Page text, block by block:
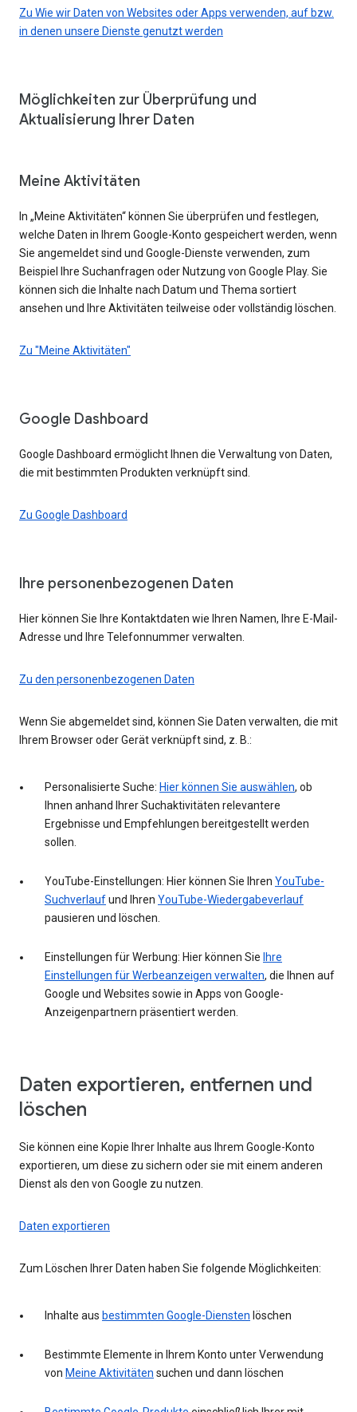
Zu Wie wir Daten von Websites oder Apps verwenden, auf bzw.
in denen unsere Dienste genutzt werden
Möglichkeiten zur Überprüfung und
Aktualisierung Ihrer Daten
Meine Aktivitäten
In „Meine Aktivitäten“ können Sie überprüfen und festlegen,
welche Daten in Ihrem Google-Konto gespeichert werden, wenn
Sie angemeldet sind und Google-Dienste verwenden, zum
Beispiel Ihre Suchanfragen oder Nutzung von Google Play. Sie
können sich die Inhalte nach Datum und Thema sortiert
ansehen und Ihre Aktivitäten teilweise oder vollständig löschen.
Zu "Meine Aktivitäten"
Google Dashboard
Google Dashboard ermöglicht Ihnen die Verwaltung von Daten,
die mit bestimmten Produkten verknüpft sind.
Zu Google Dashboard
Ihre personenbezogenen Daten
Hier können Sie Ihre Kontaktdaten wie Ihren Namen, Ihre E-Mail-
Adresse und Ihre Telefonnummer verwalten.
Zu den personenbezogenen Daten
Wenn Sie abgemeldet sind, können Sie Daten verwalten, die mit
Ihrem Browser oder Gerät verknüpft sind, z. B.:
Personalisierte Suche: Hier können Sie auswählen, ob
Ihnen anhand Ihrer Suchaktivitäten relevantere
Ergebnisse und Empfehlungen bereitgestellt werden
sollen.
YouTube-Einstellungen: Hier können Sie Ihren YouTube-
Suchverlaufund Ihren YouTube-Wiedergabeverlauf
pausieren und löschen.
Einstellungen für Werbung: Hier können Sie Ihre
Einstellungen für Werbeanzeigen verwalten, die Ihnen auf
Google und Websites sowie in Apps von Google-
Anzeigenpartnern präsentiert werden.
Daten exportieren, entfernen und
löschen
Sie können eine Kopie Ihrer Inhalte aus Ihrem Google-Konto
exportieren, um diese zu sichern oder sie mit einem anderen
Dienst als den von Google zu nutzen.
Daten exportieren
Zum Löschen Ihrer Daten haben Sie folgende Möglichkeiten:
Inhalte aus bestimmten Google-Diensten löschen
Bestimmte Elemente in Ihrem Konto unter Verwendung
von Meine Aktivitäten suchen und dann löschen